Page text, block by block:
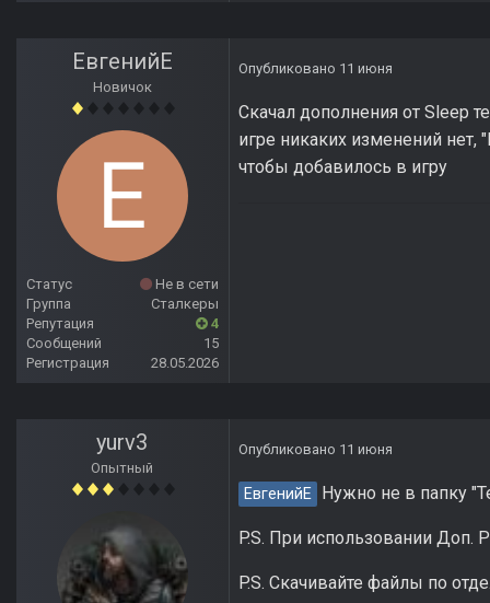
ЕвгенийЕ
Новичок
Статус
Не в сети
Группа
Сталкеры
Репутация
4
Сообщений
15
Регистрация
28.05.2026
Опубликовано 11 июня
Скачал дополнения от Sleep
игре никаких изменений нет,
чтобы добавилось в игру
yurv3
Опытный
Опубликовано 11 июня
ЕвгенийЕ Нужно не в папку
P.S. При использовании Доп.
P.S. Скачивайте файлы по